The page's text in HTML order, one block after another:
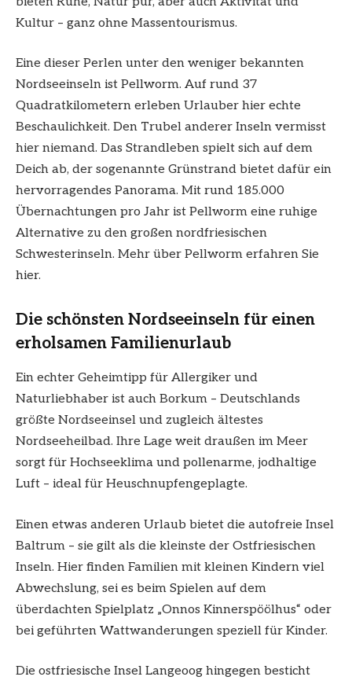
Kultur – ganz ohne Massentourismus.
Eine dieser Perlen unter den weniger bekannten
Nordseeinseln ist Pellworm. Auf rund 37
Quadratkilometern erleben Urlauber hier echte
Beschaulichkeit. Den Trubel anderer Inseln vermisst
hier niemand. Das Strandleben spielt sich auf dem
Deich ab, der sogenannte Grünstrand bietet dafür ein
hervorragendes Panorama. Mit rund 185.000
Übernachtungen pro Jahr ist Pellworm eine ruhige
Alternative zu den großen nordfriesischen
Schwesterinseln. Mehr über Pellworm erfahren Sie
hier.
Die schönsten Nordseeinseln für einen
erholsamen Familienurlaub
Ein echter Geheimtipp für Allergiker und
Naturliebhaber ist auch Borkum – Deutschlands
größte Nordseeinsel und zugleich ältestes
Nordseeheilbad. Ihre Lage weit draußen im Meer
sorgt für Hochseeklima und pollenarme, jodhaltige
Luft – ideal für Heuschnupfengeplagte.
Einen etwas anderen Urlaub bietet die autofreie Insel
Baltrum – sie gilt als die kleinste der Ostfriesischen
Inseln. Hier finden Familien mit kleinen Kindern viel
Abwechslung, sei es beim Spielen auf dem
überdachten Spielplatz „Onnos Kinnerspöölhus“ oder
bei geführten Wattwanderungen speziell für Kinder.
Die ostfriesische Insel Langeoog hingegen besticht